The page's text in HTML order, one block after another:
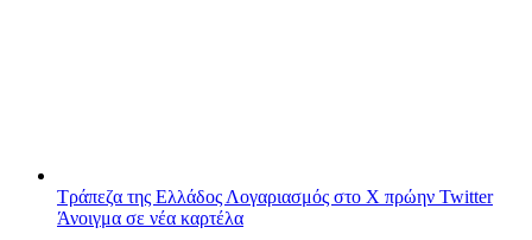
Τράπεζα της Ελλάδος Λογαριασμός στο X πρώην Twitter
Άνοιγμα σε νέα καρτέλα